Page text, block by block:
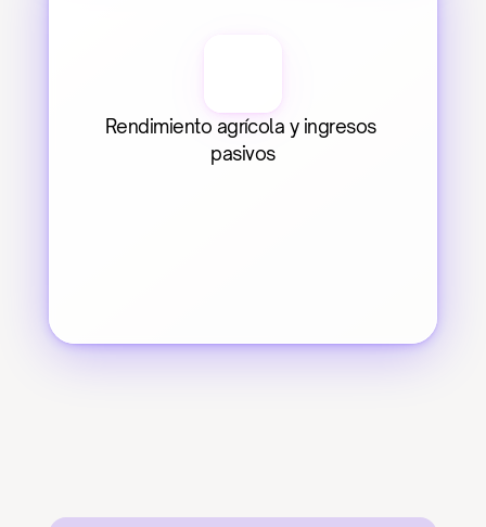
Rendimiento agrícola y ingresos
pasivos